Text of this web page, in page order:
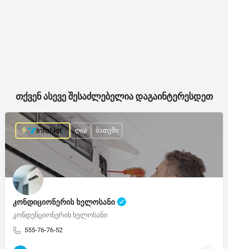
თქვენ ასევე შესაძლებელია დაგაინტერესდეთ
კონდიციონერის ხელოსანი
კონდენციონერის ხელოსანი
555-76-76-52
ღია ბათუმი